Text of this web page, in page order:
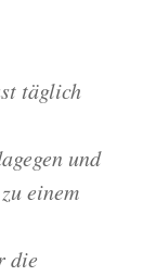
täglich
und
einem
die